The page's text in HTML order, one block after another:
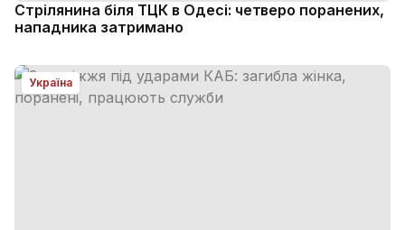
Стрілянина біля ТЦК в Одесі: четверо поранених,
нападника затримано
Україна